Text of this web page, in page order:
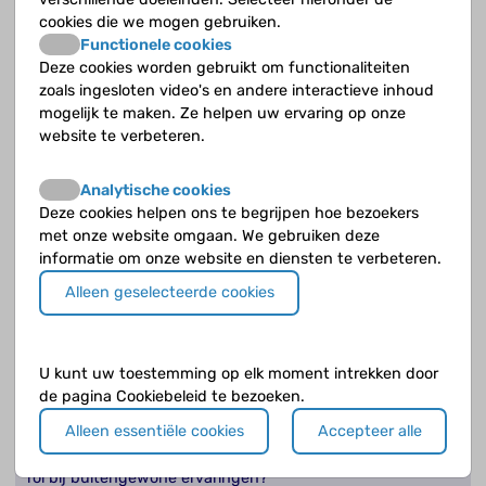
er?
Hoe wordt een psychose behandeld en begeleid?
Jouw antwoord nog niet gevonden?
deskundige!
Stel je vraag
Hoe neem je waar?
Speelt de ontwikkeling van kind naar volwassene een
rol bij buitengewone ervaringen?
cookies die we mogen gebruiken.
Functionele cookies
Deze cookies worden gebruikt om functionaliteiten
zoals ingesloten video's en andere interactieve inhoud
mogelijk te maken. Ze helpen uw ervaring op onze
website te verbeteren.
Analytische cookies
Deze cookies helpen ons te begrijpen hoe bezoekers
met onze website omgaan. We gebruiken deze
informatie om onze website en diensten te verbeteren.
Alleen geselecteerde cookies
U kunt uw toestemming op elk moment intrekken door
de pagina Cookiebeleid te bezoeken.
Alleen essentiële cookies
Accepteer alle